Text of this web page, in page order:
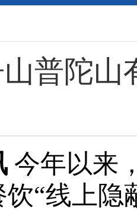
普陀山
今年以来
“线上隐